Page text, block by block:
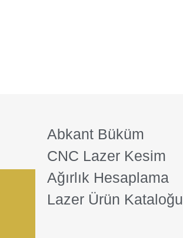
Abkant Büküm
CNC Lazer Kesim
Ağırlık Hesaplama
Lazer Ürün Kataloğu